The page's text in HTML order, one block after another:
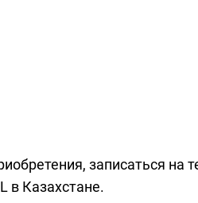
записаться
в Казахстане.